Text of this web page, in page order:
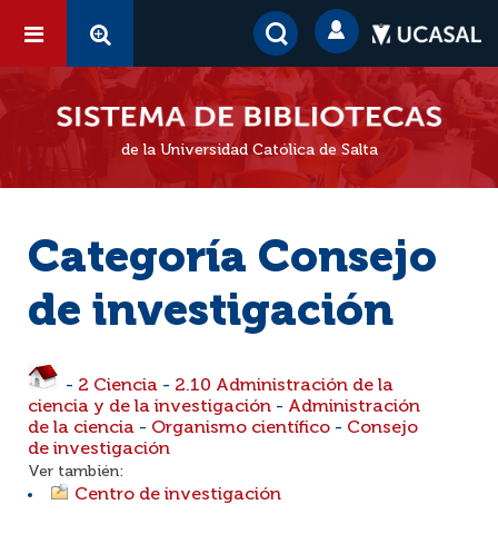
de la Universidad Católica de Salta
Categoría Consejo
de investigación
- 2 Ciencia - 2.10 Administración de la
ciencia y de la investigación - Administración
de la ciencia - Organismo científico - Consejo
de investigación
Ver también:
Centro de investigación